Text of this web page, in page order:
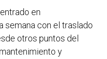
en
semana con el traslado
otros puntos del
y